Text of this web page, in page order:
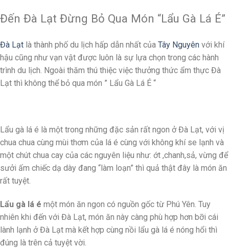
Đến Đà Lạt Đừng Bỏ Qua Món “Lẩu Gà Lá É”
Đà Lạt là thành phố du lịch hấp dẫn nhất của Tây Nguyên với khí
hậu cũng như vạn vật được luôn là sự lựa chọn trong các hành
trình du lịch. Ngoài thăm thú thiệc việc thưởng thức ẩm thực Đà
Lạt thì không thể bỏ qua món ” Lẩu Gà Lá É “
Lẩu gà lá é là một trong những đặc sản rất ngon ở Đà Lạt, với vị
chua chua cùng mùi thơm của lá é cùng với không khí se lạnh và
một chút chua cay của các nguyên liệu như: ớt ,chanh,sả, vừng để
sưởi ấm chiếc dạ dày đang “làm loạn” thì quả thật đây là món ăn
rất tuyệt.
Lẩu gà lá é một món ăn ngon có nguồn gốc từ Phú Yên. Tuy
nhiên khi đến với Đà Lạt, món ăn này càng phù hợp hơn bỡi cái
lành lạnh ở Đà Lạt mà kết hợp cùng nồi lẩu gà lá é nóng hổi thì
đúng là trên cả tuyệt vời.